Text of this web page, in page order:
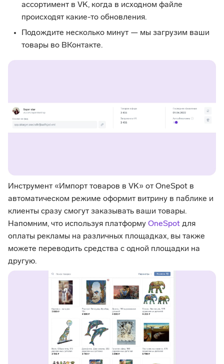
ассортимент в VK, когда в исходном файле
происходят какие-то обновления.
Подождите несколько минут — мы загрузим ваши
товары во ВКонтакте.
Инструмент «Импорт товаров в VK» от OneSpot в
автоматическом режиме оформит витрину в паблике и
клиенты сразу смогут заказывать ваши товары.
Напомним, что используя платформу OneSpot для
оплаты рекламы на различных площадках, вы также
можете переводить средства с одной площадки на
другую.